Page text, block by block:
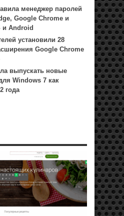
менеджер паролей
Google Chrome и
и Android
установили 28
Google Chrome
выпускать новые
Windows 7 как
года